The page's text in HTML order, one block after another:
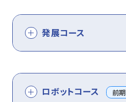
発展コース
ロボットコース 前期